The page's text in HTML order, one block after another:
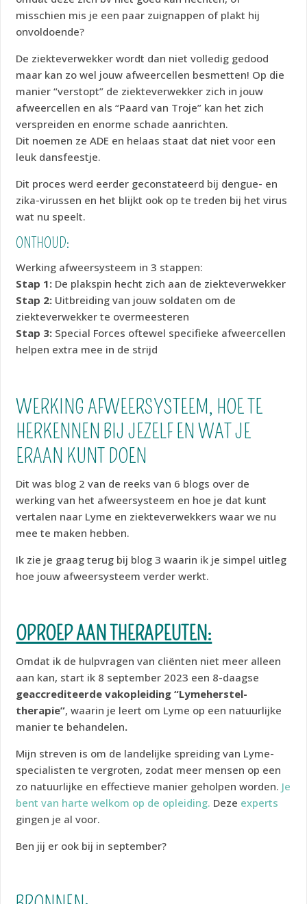
misschien mis je een paar zuignappen of plakt hij
onvoldoende?
De ziekteverwekker wordt dan niet volledig gedood
maar kan zo wel jouw afweercellen besmetten! Op die
manier “verstopt” de ziekteverwekker zich in jouw
afweercellen en als “Paard van Troje” kan het zich
verspreiden en enorme schade aanrichten.
Dit noemen ze ADE en helaas staat dat niet voor een
leuk dansfeestje.
Dit proces werd eerder geconstateerd bij dengue- en
zika-virussen en het blijkt ook op te treden bij het virus
wat nu speelt.
ONTHOUD:
Werking afweersysteem in 3 stappen:
Stap 1: De plakspin hecht zich aan de ziekteverwekker
Stap 2: Uitbreiding van jouw soldaten om de
ziekteverwekker te overmeesteren
Stap 3: Special Forces oftewel specifieke afweercellen
helpen extra mee in de strijd
WERKING AFWEERSYSTEEM, HOE TE
HERKENNEN BIJ JEZELF EN WAT JE
ERAAN KUNT DOEN
Dit was blog 2 van de reeks van 6 blogs over de
werking van het afweersysteem en hoe je dat kunt
vertalen naar Lyme en ziekteverwekkers waar we nu
mee te maken hebben.
Ik zie je graag terug bij blog 3 waarin ik je simpel uitleg
hoe jouw afweersysteem verder werkt.
OPROEP AAN THERAPEUTEN:
Omdat ik de hulpvragen van cliënten niet meer alleen
aan kan, start ik 8 september 2023 een 8-daagse
geaccrediteerde vakopleiding “Lymeherstel-
therapie”, waarin je leert om Lyme op een natuurlijke
manier te behandelen.
Mijn streven is om de landelijke spreiding van Lyme-
specialisten te vergroten, zodat meer mensen op een
zo natuurlijke en effectieve manier geholpen worden. Je
bent van harte welkom op de opleiding. Deze experts
gingen je al voor.
Ben jij er ook bij in september?